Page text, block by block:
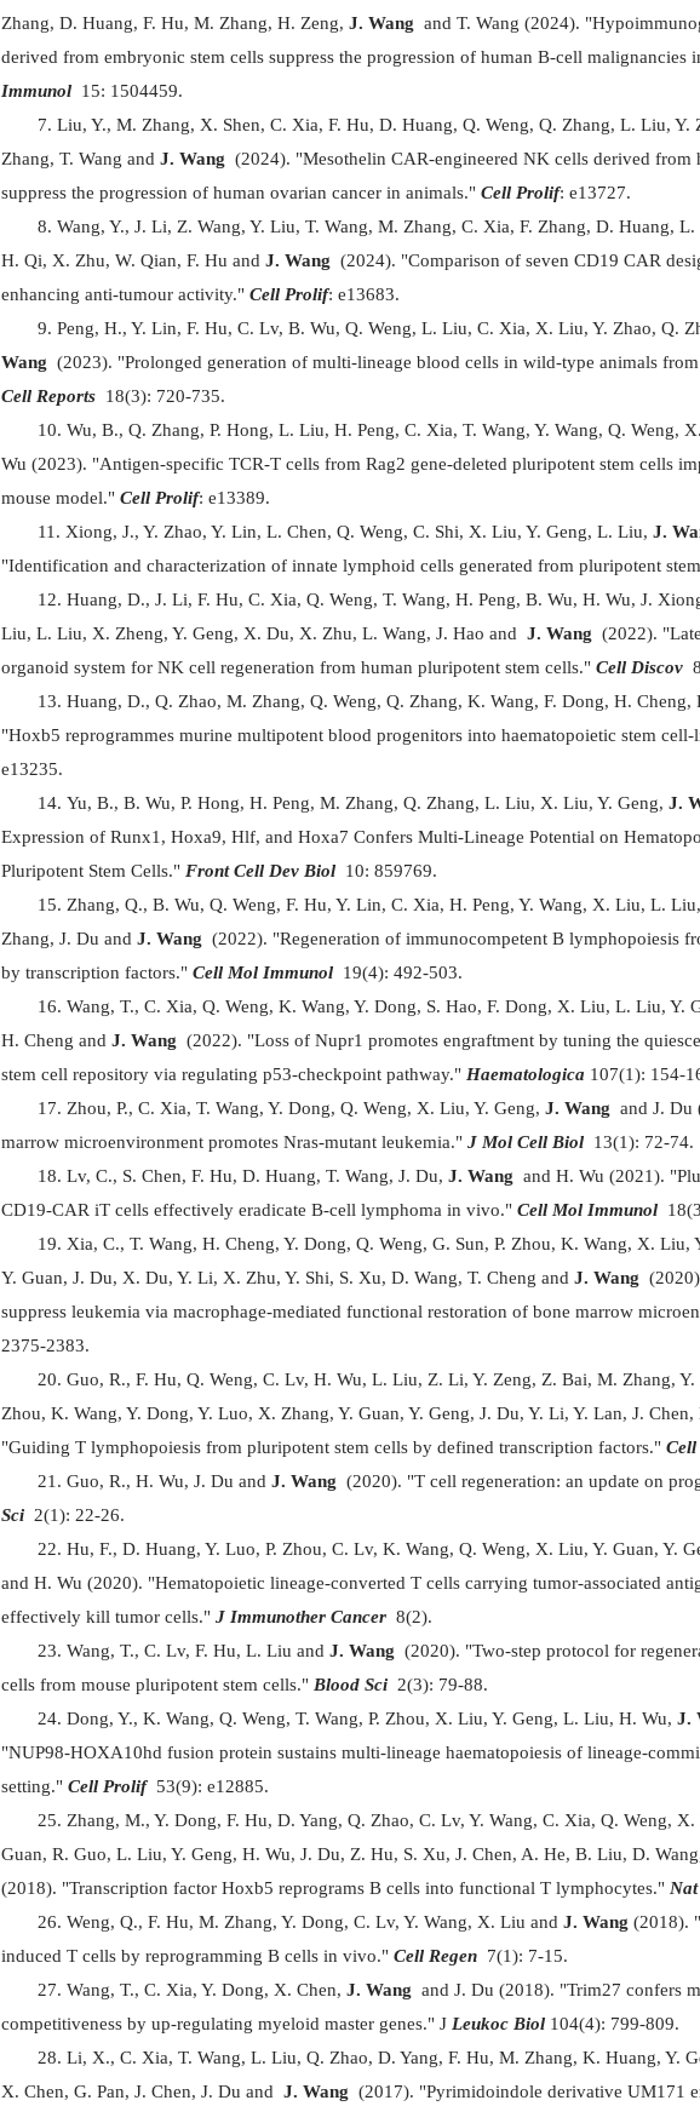
Zhang, D. Huang, F. Hu, M. Zhang, H. Zeng, J. Wang and T. Wang (2024).
derived from embryonic stem cells suppress the progression of human B-cell malignancies
Immunol15: 1504459.
Liu, Y., M. Zhang, X. Shen, C. Xia, F. Hu, D. Huang, Q. Weng, Q. Zhang, L. Liu, Y.
Zhang, T. Wang and J. Wang (2024). "Mesothelin CAR-engineered NK cells derived from
suppress the progression of human ovarian cancer in animals." Cell Prolif: e13727.
Wang, Y., J. Li, Z. Wang, Y. Liu, T. Wang, M. Zhang, C. Xia, F. Zhang, D. Huang,
H. Qi, X. Zhu, W. Qian, F. Hu and J. Wang (2024). "Comparison of seven CD19 CAR
enhancing anti-tumour activity." Cell Prolif: e13683.
Peng, H., Y. Lin, F. Hu, C. Lv, B. Wu, Q. Weng, L. Liu, C. Xia, X. Liu, Y. Zhao, Q.
Wang (2023). "Prolonged generation of multi-lineage blood cells in wild-type animals
Cell Reports18(3): 720-735.
Wu, B., Q. Zhang, P. Hong, L. Liu, H. Peng, C. Xia, T. Wang, Y. Wang, Q. Weng,
Wu (2023). "Antigen-specific TCR-T cells from Rag2 gene-deleted pluripotent stem cells
mouse model." Cell Prolif: e13389.
Xiong, J., Y. Zhao, Y. Lin, L. Chen, Q. Weng, C. Shi, X. Liu, Y. Geng, L. Liu, J.
"Identification and characterization of innate lymphoid cells generated from pluripotent
Huang, D., J. Li, F. Hu, C. Xia, Q. Weng, T. Wang, H. Peng, B. Wu, H. Wu, J.
Liu, L. Liu, X. Zheng, Y. Geng, X. Du, X. Zhu, L. Wang, J. Hao and J. Wang (2022).
organoid system for NK cell regeneration from human pluripotent stem cells." Cell Discov
Huang, D., Q. Zhao, M. Zhang, Q. Weng, Q. Zhang, K. Wang, F. Dong, H. Cheng,
"Hoxb5 reprogrammes murine multipotent blood progenitors into haematopoietic stem
e13235.
Yu, B., B. Wu, P. Hong, H. Peng, M. Zhang, Q. Zhang, L. Liu, X. Liu, Y. Geng, J.
Expression of Runx1, Hoxa9, Hlf, and Hoxa7 Confers Multi-Lineage Potential on
Pluripotent Stem Cells." Front Cell Dev Biol10: 859769.
Zhang, Q., B. Wu, Q. Weng, F. Hu, Y. Lin, C. Xia, H. Peng, Y. Wang, X. Liu, L.
Zhang, J. Du and J. Wang (2022). "Regeneration of immunocompetent B lymphopoiesis
by transcription factors." Cell Mol Immunol19(4): 492-503.
Wang, T., C. Xia, Q. Weng, K. Wang, Y. Dong, S. Hao, F. Dong, X. Liu, L. Liu, Y.
H. Cheng and J. Wang (2022). "Loss of Nupr1 promotes engraftment by tuning the
stem cell repository via regulating p53-checkpoint pathway." Haematologica 107(1): 154-
Zhou, P., C. Xia, T. Wang, Y. Dong, Q. Weng, X. Liu, Y. Geng, J. Wang and J. Du
marrow microenvironment promotes Nras-mutant leukemia." J Mol Cell Biol13(1): 72-74.
Lv, C., S. Chen, F. Hu, D. Huang, T. Wang, J. Du, J. Wang and H. Wu (2021).
CD19-CAR iT cells effectively eradicate B-cell lymphoma in vivo." Cell Mol Immunol
Xia, C., T. Wang, H. Cheng, Y. Dong, Q. Weng, G. Sun, P. Zhou, K. Wang, X. Liu,
Y. Guan, J. Du, X. Du, Y. Li, X. Zhu, Y. Shi, S. Xu, D. Wang, T. Cheng and J. Wang
suppress leukemia via macrophage-mediated functional restoration of bone marrow
2375-2383.
Guo, R., F. Hu, Q. Weng, C. Lv, H. Wu, L. Liu, Z. Li, Y. Zeng, Z. Bai, M. Zhang,
Zhou, K. Wang, Y. Dong, Y. Luo, X. Zhang, Y. Guan, Y. Geng, J. Du, Y. Li, Y. Lan, J.
"Guiding T lymphopoiesis from pluripotent stem cells by defined transcription factors." Cell
Guo, R., H. Wu, J. Du and J. Wang (2020). "T cell regeneration: an update on
Sci2(1): 22-26.
Hu, F., D. Huang, Y. Luo, P. Zhou, C. Lv, K. Wang, Q. Weng, X. Liu, Y. Guan, Y.
and H. Wu (2020). "Hematopoietic lineage-converted T cells carrying tumor-associated
effectively kill tumor cells." J Immunother Cancer8(2).
Wang, T., C. Lv, F. Hu, L. Liu and J. Wang (2020). "Two-step protocol for
cells from mouse pluripotent stem cells." Blood Sci2(3): 79-88.
Dong, Y., K. Wang, Q. Weng, T. Wang, P. Zhou, X. Liu, Y. Geng, L. Liu, H. Wu, J.
"NUP98-HOXA10hd fusion protein sustains multi-lineage haematopoiesis of lineage-
setting." Cell Prolif53(9): e12885.
Zhang, M., Y. Dong, F. Hu, D. Yang, Q. Zhao, C. Lv, Y. Wang, C. Xia, Q. Weng,
Guan, R. Guo, L. Liu, Y. Geng, H. Wu, J. Du, Z. Hu, S. Xu, J. Chen, A. He, B. Liu, D.
(2018). "Transcription factor Hoxb5 reprograms B cells into functional T lymphocytes."
Weng, Q., F. Hu, M. Zhang, Y. Dong, C. Lv, Y. Wang, X. Liu and J. Wang (2018).
induced T cells by reprogramming B cells in vivo." Cell Regen7(1): 7-15.
Wang, T., C. Xia, Y. Dong, X. Chen, J. Wang and J. Du (2018). "Trim27 confers
competitiveness by up-regulating myeloid master genes." J Leukoc Biol 104(4): 799-809.
Li, X., C. Xia, T. Wang, L. Liu, Q. Zhao, D. Yang, F. Hu, M. Zhang, K. Huang, Y.
X. Chen, G. Pan, J. Chen, J. Du and J. Wang (2017). "Pyrimidoindole derivative UM171